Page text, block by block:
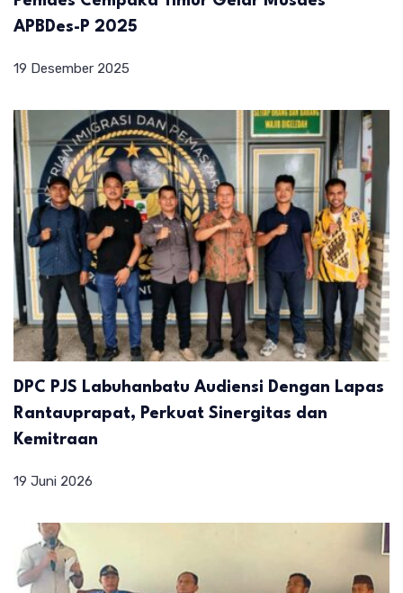
APBDes-P 2025
19 Desember 2025
DPC PJS Labuhanbatu Audiensi Dengan Lapas
Rantauprapat, Perkuat Sinergitas dan
Kemitraan
19 Juni 2026